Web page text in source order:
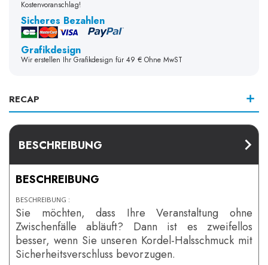
Kostenvoranschlag!
Sicheres Bezahlen
Grafikdesign
Wir erstellen Ihr Grafikdesign für 49 € Ohne MwST
RECAP
BESCHREIBUNG
BESCHREIBUNG
BESCHREIBUNG :
Sie möchten, dass Ihre Veranstaltung ohne
Zwischenfälle abläuft? Dann ist es zweifellos
besser, wenn Sie unseren Kordel-Halsschmuck mit
Sicherheitsverschluss bevorzugen.